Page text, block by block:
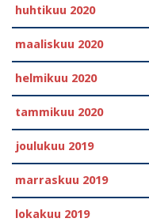
huhtikuu 2020
maaliskuu 2020
helmikuu 2020
tammikuu 2020
joulukuu 2019
marraskuu 2019
lokakuu 2019